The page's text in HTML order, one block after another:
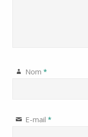
Nom *
E-mail *